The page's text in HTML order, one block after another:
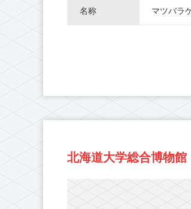
名称 マツバラ
北海道大学総合博物館